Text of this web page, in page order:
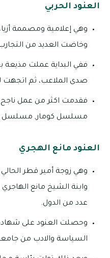
العنود الحربي
وخاضت العديد من
ففي البداية عملت مذيعة
صدى الملاعب، ثم اتجهت
فقدمت اكثر من عمل ناجح
مسلسل كومار, مسلسل
العنود مانع الهجري
وهي زوجة أمير قطر
وابنة الشيخ مانع
عدد من الدول.
وحصلت العنود على
السياسة والادب من